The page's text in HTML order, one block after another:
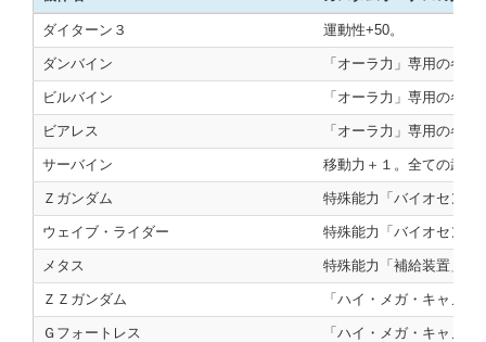
機体名
カスタムボーナスの効果
ダイターン３ 運動性+50。
ダンバイン 「オーラ力」専用の各
ビルバイン 「オーラ力」専用の各
ビアレス 「オーラ力」専用の各
サーバイン 移動力＋１。全ての武器
Ｚガンダム 特殊能力「バイオセンサ
ウェイブ・ライダー 特殊能力「バイオセンサ
メタス 特殊能力「補給装置」を
ＺＺガンダム 「ハイ・メガ・キャノ
Ｇフォートレス 「ハイ・メガ・キャノ